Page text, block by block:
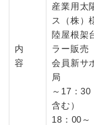
内
容
産業用太
ス（株）
陸屋根架
ラー販売
会員新サ
局
～17：
含む）
18：00